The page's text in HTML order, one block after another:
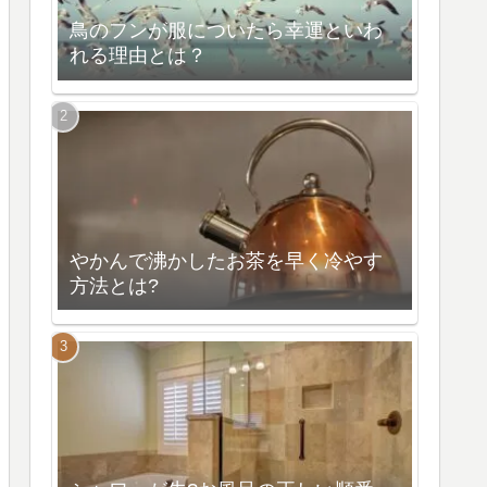
鳥のフンが服についたら幸運といわ
れる理由とは？
やかんで沸かしたお茶を早く冷やす
方法とは?